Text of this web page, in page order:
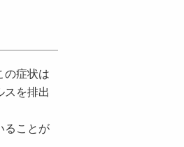
の症状は
スを排出
ることが